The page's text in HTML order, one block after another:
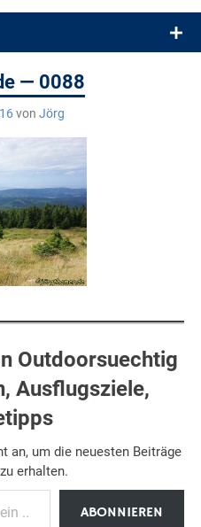
Ein Blog für alle, die gern
— 0088
von Jörg
Outdoorsuechtig
Ausflugsziele,
an, um die neuesten Beiträge
erhalten.
ABONNIEREN